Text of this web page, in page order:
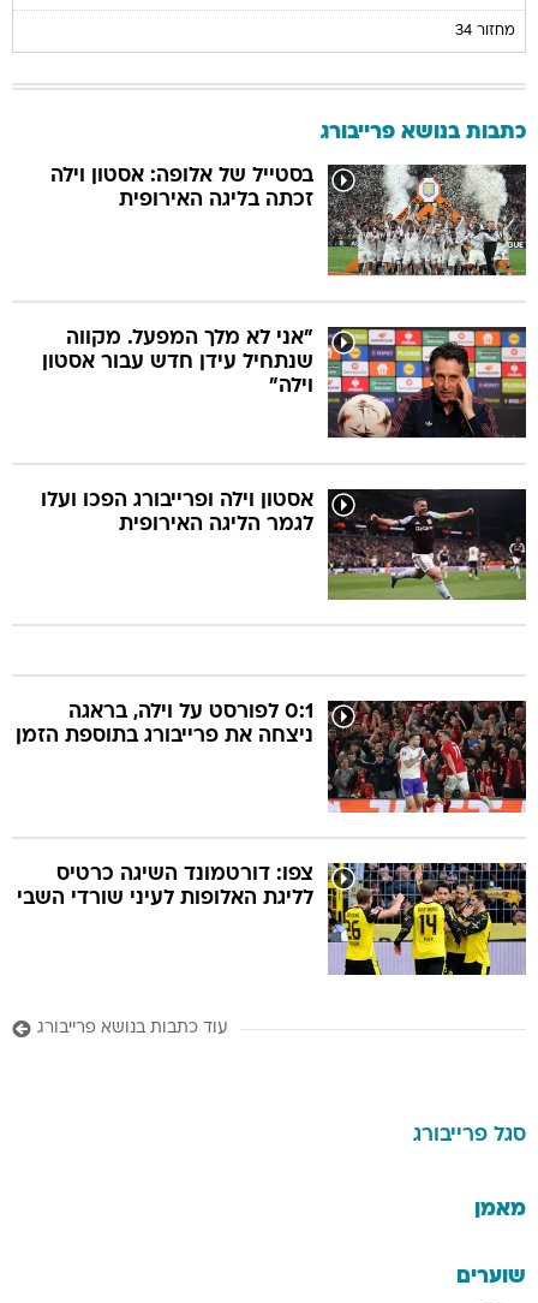
מחזור 34
כתבות בנושא פרייבורג
בסטייל של אלופה: אסטון וילה
זכתה בליגה האירופית
"אני לא מלך המפעל. מקווה
שנתחיל עידן חדש עבור אסטון
וילה"
אסטון וילה ופרייבורג הפכו ועלו
לגמר הליגה האירופית
0:1 לפורסט על וילה, בראגה
ניצחה את פרייבורג בתוספת הזמן
צפו: דורטמונד השיגה כרטיס
לליגת האלופות לעיני שורדי השבי
עוד כתבות בנושא פרייבורג
סגל פרייבורג
מאמן
שוערים